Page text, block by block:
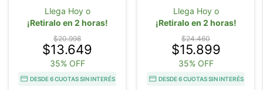
Llega Hoy o
¡Retiralo en 2 horas!
$20.998
$13.649
35% OFF
DESDE 6 CUOTAS SIN INTERÉS
Llega Hoy o
¡Retiralo en 2 horas!
$24.460
$15.899
35% OFF
DESDE 6 CUOTAS SIN INTERÉS